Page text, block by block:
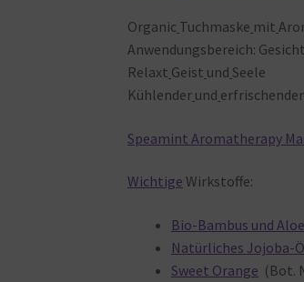
Organic Tuchmaske mit
Anwendungsbereich: Gesicht
Relaxt Geist und Seele
Kühlender und erfrischender
Speamint Aromatherapy
Wichtige Wirkstoffe:
Bio-Bambus und
Natürliches Jojoba-
Sweet Orange (Bot.